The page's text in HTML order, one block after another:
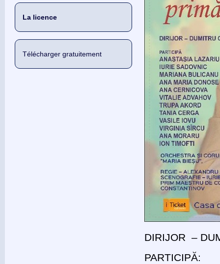
La licence
Télécharger gratuitement
DIRIJOR –
PARTICIPĂ: